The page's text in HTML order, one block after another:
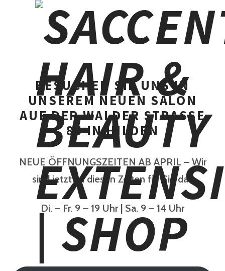
BESUCHEN SIE UNS IN
UNSEREM NEUEN SALON
AUF DER WALDER STRASSE
85 IN HILDEN
NEUE ÖFFNUNGSZEITEN AB APRIL – Wir
sind jetzt zu diesen Zeiten für Sie da !
Di. – Fr. 9 – 19 Uhr | Sa. 9 – 14 Uhr